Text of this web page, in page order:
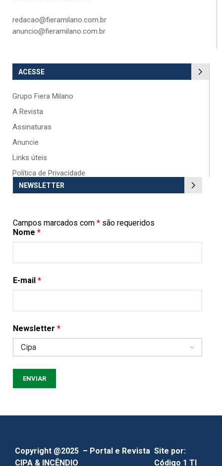
redacao@fieramilano.com.br
anuncio@fieramilano.com.br
ACESSE
Grupo Fiera Milano
A Revista
Assinaturas
Anuncie
Links úteis
Política de Privacidade
NEWSLETTER
Campos marcados com * são requeridos
Nome *
E-mail *
Newsletter *
Copyright @2025 – Portal e Revista
CIPA & INCÊNDIO
Site por:
Código 1 TI